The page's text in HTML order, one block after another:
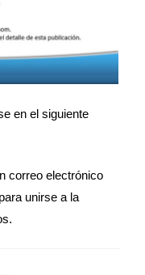
en el siguiente
correo electrónico
unirse a la